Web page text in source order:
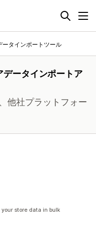
ータインポートツール
ータインポートア
他社プラットフォー
your store data in bulk